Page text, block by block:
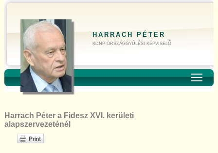
HARRACH PÉTER
KDNP ORSZÁGGYŰLÉSI KÉPVISELŐ
Harrach Péter a Fidesz XVI. kerületi
alapszervezeténél